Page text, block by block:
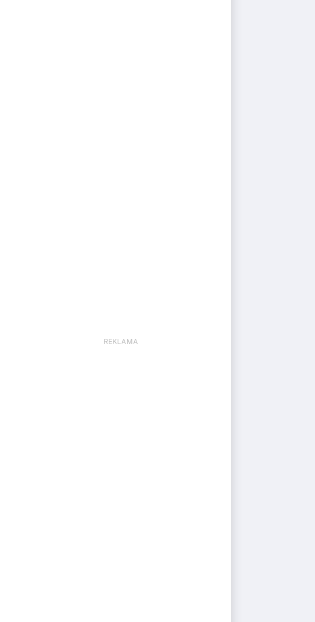
REKLAMA